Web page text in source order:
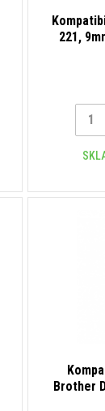
221,
Brother